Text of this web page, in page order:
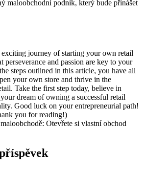
maloobchodní podnik, který bude přinášet
journey of starting your own retail
perseverance and passion are key to your
steps outlined in this article, you have all
your own store and thrive in the
Take the first step today, believe in
dream of owning a successful retail
Good luck on your entrepreneurial path!
you for reading!)